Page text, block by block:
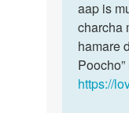
aap is
charcha
hamare
https://